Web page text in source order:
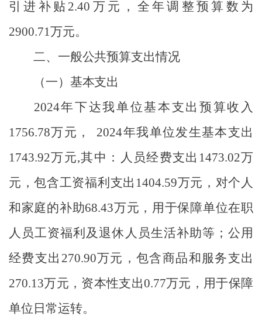
引进补贴 2.40 万元，全年调整预算数为
2900.71万元。
二、一般公共预算支出情况
（一）基本支出
2024年下达我单位基本支出预算收入
1756.78万元， 2024年我单位发生基本支出
1743.92万元,其中：人员经费支出 1473.02万
元，包含工资福利支出 1404.59万元，对个人
和家庭的补助68.43万元，用于保障单位在职
人员工资福利及退休人员生活补助等；公用
经费支出 270.90万元，包含商品和服务支出
270.13万元，资本性支出0.77万元，用于保障
单位日常运转。